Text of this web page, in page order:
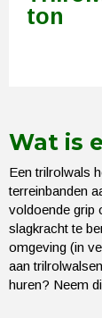
ton
Wat is
Een trilrolwals
terreinbanden
voldoende grip
slagkracht te
omgeving (in
aan
huren? Neem